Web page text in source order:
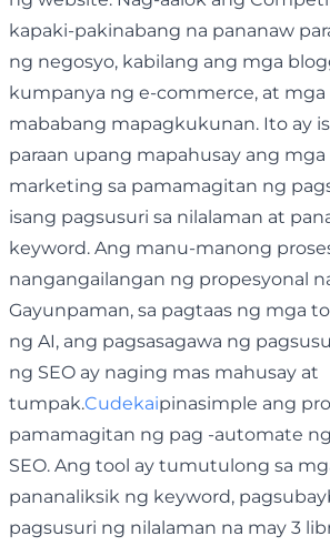
kapaki-pakinabang na pananaw
ng negosyo, kabilang ang mga
kumpanya ng e-commerce, at mga
mababang mapagkukunan. Ito ay
paraan upang mapahusay ang mga
marketing sa pamamagitan ng
isang pagsusuri sa nilalaman at
keyword. Ang manu-manong
nangangailangan ng propesyonal
Gayunpaman, sa pagtaas ng mga
ng AI, ang pagsasagawa ng
ng SEO ay naging mas mahusay at
tumpak.Cudekaipinasimple ang
pamamagitan ng pag -automate
SEO. Ang tool ay tumutulong sa
pananaliksik ng keyword,
pagsusuri ng nilalaman na may 3